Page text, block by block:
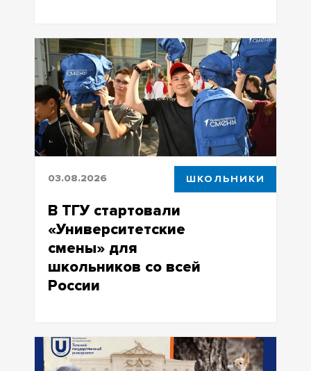
порошков показало, что можно
улучшить их свойства для
использования в пиротехнических и
специзделиях
03.08.2026 ШКОЛЬНИКИ
В ТГУ стартовали
«Университетские
смены» для
школьников со всей
России
Томск, чтобы пройти гуманитарный
трек